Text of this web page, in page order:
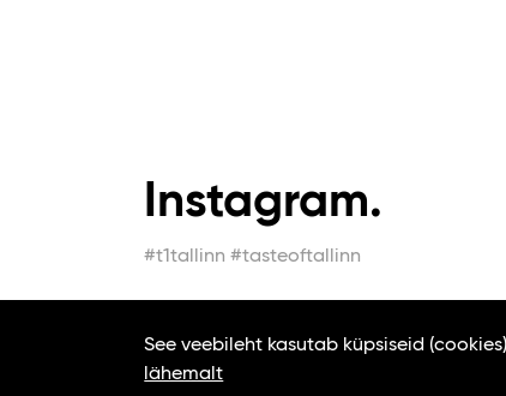
Instagram.
#t1tallinn #tasteoftallinn
See veebileht kasutab küpsiseid
lähemalt